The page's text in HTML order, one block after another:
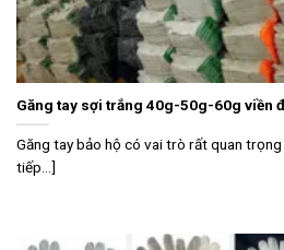
Găng tay sợi trắng 40g-50g-60g viền
Găng tay bảo hộ có vai trò rất quan
tiếp...]